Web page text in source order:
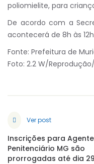
poliomielite, para
De acordo com a
acontecerá de 8h às
Fonte: Prefeitura de
Foto: 2.2 W/
Ver post
Inscrições para Agente
Penitenciário MG são
prorrogadas até dia 29